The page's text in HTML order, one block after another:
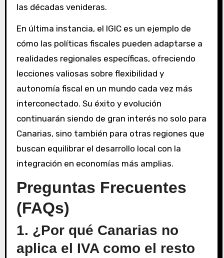
las décadas venideras.
En última instancia, el IGIC es un ejemplo de
cómo las políticas fiscales pueden adaptarse a
realidades regionales específicas, ofreciendo
lecciones valiosas sobre flexibilidad y
autonomía fiscal en un mundo cada vez más
interconectado. Su éxito y evolución
continuarán siendo de gran interés no solo para
Canarias, sino también para otras regiones que
buscan equilibrar el desarrollo local con la
integración en economías más amplias.
Preguntas Frecuentes
(FAQs)
1. ¿Por qué Canarias no
aplica el IVA como el resto